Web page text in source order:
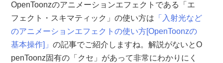
OpenToonzのアニメーションエフェクトである「エ
フェクト・スキマティック」の使い方は 「入射光など
のアニメーションエフェクトの使い方[OpenToonzの
基本操作]」 の記事でご紹介しますね。解説がないとO
penToonz固有の「クセ」があって非常にわかりにく